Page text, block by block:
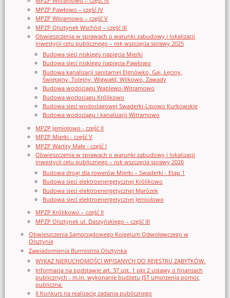
MPZP Pawłowo – część IV
MPZP Witramowo – część V
MPZP Olsztynek Wschód – część III
Obwieszczenia w sprawach o warunki zabudowy i lokalizacji
inwestycji celu publicznego – rok wszczęcia sprawy 2025
Budowa sieci niskiego napięcia Mierki
Budowa sieci niskiego napięcia Pawłowo
Budowa kanalizacji sanitarnej Elgnówko, Gaj, Łęciny,
Świętajny, Tolejny, Wigwałd, Wilkowo, Zawady
Budowa wodociągu Waplewo-Witramowo
Budowa wodociągu Królikowo
Budowa sieci wodociągowej Swaderki-Lipowo Kurkowskie
Budowa wodociągu i kanalizacji Witramowo
MPZP Jemiołowo - część II
MPZP Mierki - część V
MPZP Warlity Małe - część I
Obwieszczenia w sprawach o warunki zabudowy i lokalizacji
inwestycji celu publicznego – rok wszczęcia sprawy 2026
Budowa drogi dla rowerów Mierki – Swaderki - Etap 1
Budowa sieci elektroenergetycznej Królikowo
Budowa sieci elektroenergetycznej Marózek
Budowa sieci elektroenergetycznej Jemiołowo
MPZP Królikowo – część II
MPZP Olsztynek ul. Daszyńskiego – część III
Obwieszczenia Samorządowego Kolegium Odwoławczego w
Olsztynie
Zawiadomienia Burmistrza Olsztynka
WYKAZ NIERUCHOMOŚCI WPISANYCH DO REJESTRU ZABYTKÓW.
Informacja na podstawie art. 37 ust. 1 pkt 2 ustawy o finansach
publicznych - m.in. wykonanie budżetu JST umorzenia pomoc
publiczna.
II Konkurs na realizację zadania publicznego